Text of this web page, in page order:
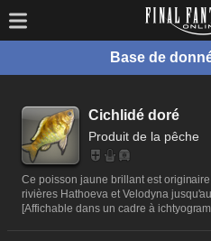
Base de
Cichlidé doré
Produit de la pêche
Ce poisson jaune brillant est
rivières Hathoeva et Velodyna
[Affichable dans un cadre à